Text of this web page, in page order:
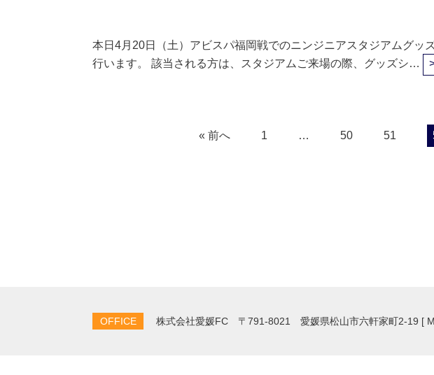
本日4月20日（土）アビスパ福岡戦でのニンジニアスタジアムグッ
行います。 該当される方は、スタジアムご来場の際、グッズシ…
« 前へ 1 … 50 51
OFFICE 株式会社愛媛FC 〒791-8021 愛媛県松山市六軒家町2-19 [